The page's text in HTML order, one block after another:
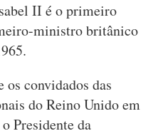
II é o primeiro
ministro britânico
convidados das
do Reino Unido em
Presidente da